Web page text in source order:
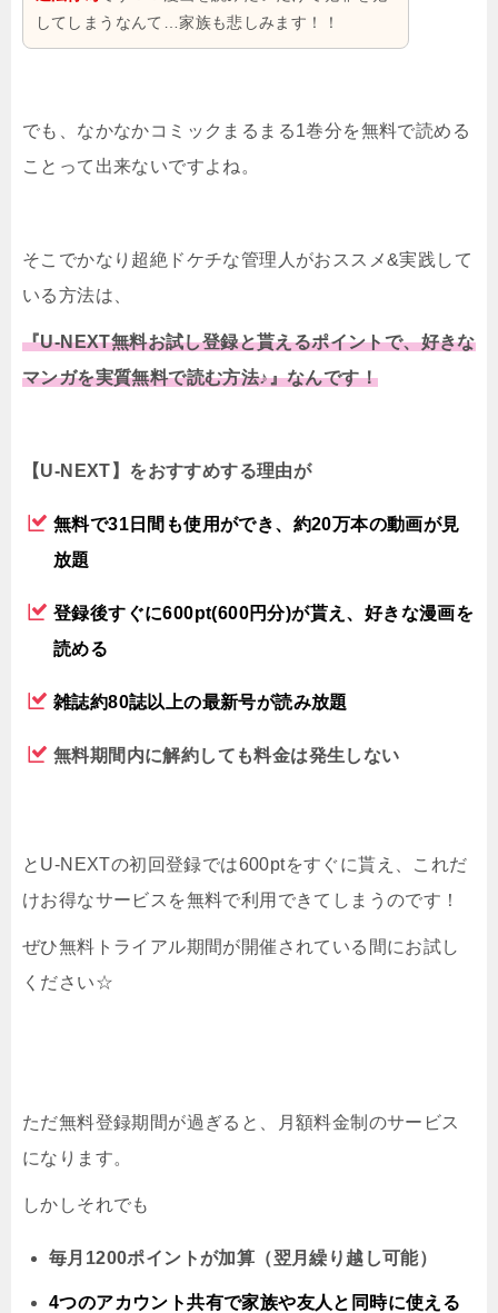
してしまうなんて…家族も悲しみます！！
でも、なかなかコミックまるまる1巻分を無料で読める
ことって出来ないですよね。
そこでかなり超絶ドケチな管理人がおススメ&実践して
いる方法は、
『U-NEXT無料お試し登録と貰えるポイントで、好きな
マンガを実質無料で読む方法♪』なんです！
【U-NEXT】をおすすめする理由が
無料で31日間も使用ができ、約20万本の動画が見
放題
登録後すぐに600pt(600円分)が貰え、好きな漫画を
読める
雑誌約80誌以上の最新号が読み放題
無料期間内に解約しても料金は発生しない
とU-NEXTの初回登録では600ptをすぐに貰え、これだ
けお得なサービスを無料で利用できてしまうのです！
ぜひ無料トライアル期間が開催されている間にお試し
ください☆
ただ無料登録期間が過ぎると、月額料金制のサービス
になります。
しかしそれでも
毎月1200ポイントが加算（翌月繰り越し可能）
4つのアカウント共有で家族や友人と同時に使える